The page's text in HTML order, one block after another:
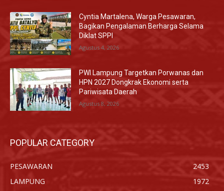
Cyntia Martalena, Warga Pesawaran,
Bagikan Pengalaman Berharga Selama
Diklat SPPI
Agustus 4, 2026
PWI Lampung Targetkan Porwanas dan
HPN 2027 Dongkrak Ekonomi serta
Pariwisata Daerah
Agustus 8, 2026
POPULAR CATEGORY
PESAWARAN
2453
LAMPUNG
1972